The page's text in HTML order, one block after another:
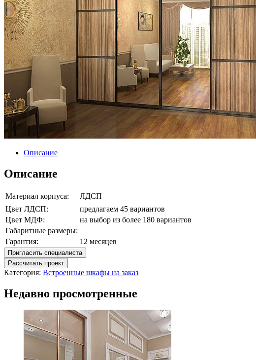
Описание
Описание
Материал корпуса:
ЛДСП
Цвет ЛДСП:
предлагаем 45 вариантов
Цвет МДФ:
на выбор из более 180 вариантов
Габаритные размеры:
Гарантия:
12 месяцев
Пригласить специалиста
Рассчитать проект
Категория: Встроенные шкафы на заказ
Недавно просмотренные